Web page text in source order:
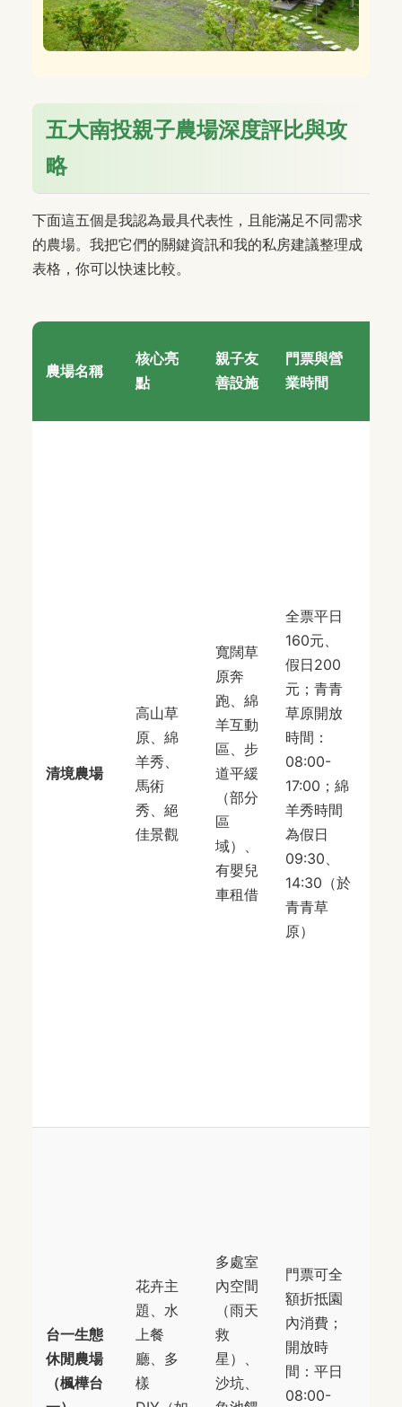
五大南投親子農場深度評比與攻
略
下面這五個是我認為最具代表性，且能滿足不同需求
的農場。我把它們的關鍵資訊和我的私房建議整理成
表格，你可以快速比較。
農場名稱
核心亮
點
親子友
善設施
門票與營
業時間
清境農場
高山草
原、綿
羊秀、
馬術
秀、絕
佳景觀
寬闊草
原奔
跑、綿
羊互動
區、步
道平緩
（部分
區
域）、
有嬰兒
車租借
全票平日
160元、
假日200
元；青青
草原開放
時間：
08:00-
17:00；綿
羊秀時間
為假日
09:30、
14:30（於
青青草
原）
台一生態
休閒農場
（楓樺台
花卉主
題、水
上餐
廳、多
樣
多處室
內空間
（雨天
救
星）、
沙坑、
門票可全
額折抵園
內消費；
開放時
間：平日
08:00-